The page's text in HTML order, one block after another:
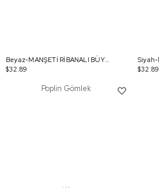
Beyaz-MANŞETİ RİBANALI BÜYÜK CEPLİ GÖMLEK
$32.89
$32.89
Poplin Gömlek